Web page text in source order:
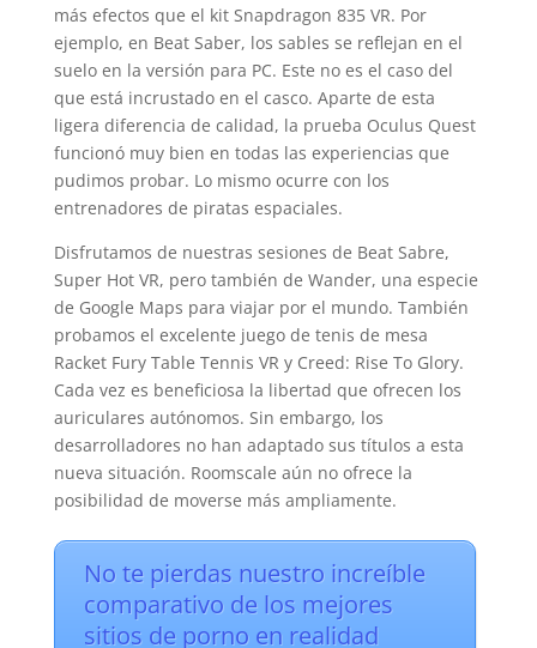
más efectos que el kit Snapdragon 835 VR. Por
ejemplo, en Beat Saber, los sables se reflejan en el
suelo en la versión para PC. Este no es el caso del
que está incrustado en el casco. Aparte de esta
ligera diferencia de calidad, la prueba Oculus Quest
funcionó muy bien en todas las experiencias que
pudimos probar. Lo mismo ocurre con los
entrenadores de piratas espaciales.
Disfrutamos de nuestras sesiones de Beat Sabre,
Super Hot VR, pero también de Wander, una especie
de Google Maps para viajar por el mundo. También
probamos el excelente juego de tenis de mesa
Racket Fury Table Tennis VR y Creed: Rise To Glory.
Cada vez es beneficiosa la libertad que ofrecen los
auriculares autónomos. Sin embargo, los
desarrolladores no han adaptado sus títulos a esta
nueva situación. Roomscale aún no ofrece la
posibilidad de moverse más ampliamente.
No te pierdas nuestro increíble
comparativo de los mejores
sitios de porno en realidad